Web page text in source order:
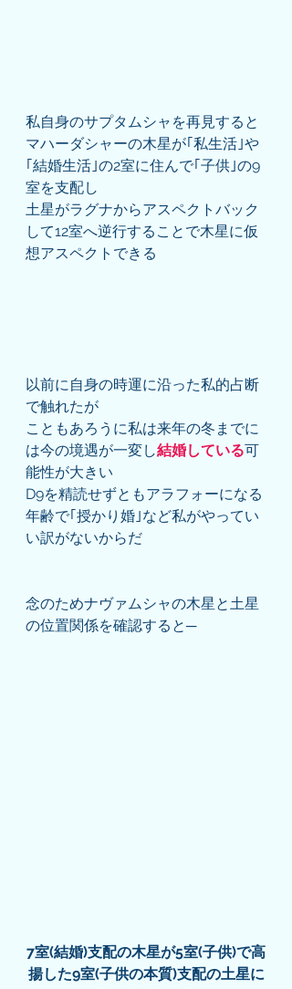
私自身のサプタムシャを再見すると
マハーダシャーの木星が｢私生活｣や
｢結婚生活｣の2室に住んで｢子供｣の9
室を支配し
土星がラグナからアスペクトバック
して12室へ逆行することで木星に仮
想アスペクトできる
以前に自身の時運に沿った私的占断
で触れたが
こともあろうに私は来年の冬までに
は今の境遇が一変し結婚している可
能性が大きい
D9を精読せずともアラフォーになる
年齢で｢授かり婚｣など私がやってい
い訳がないからだ
念のためナヴァムシャの木星と土星
の位置関係を確認すると─
7室(結婚)支配の木星が5室(子供)で高
揚した9室(子供の本質)支配の土星に